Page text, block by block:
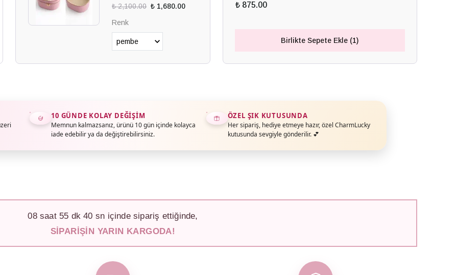
₺ 2,100.00 ₺ 1,680.00
Renk
₺ 875.00
Birlikte Sepete Ekle (1)
10 GÜNDE KOLAY DEĞIŞIM
Memnun kalmazsanız, ürünü 10 gün içinde kolayca
iade edebilir ya da değiştirebilirsiniz.
ÖZEL ŞIK KUTUSUNDA
Her sipariş, hediye etmeye hazır, özel CharmLucky
kutusunda sevgiyle gönderilir. 💕
08saat 55 dk38 sn içinde sipariş ettiğinde,
SIPARIŞIN YARIN KARGODA!